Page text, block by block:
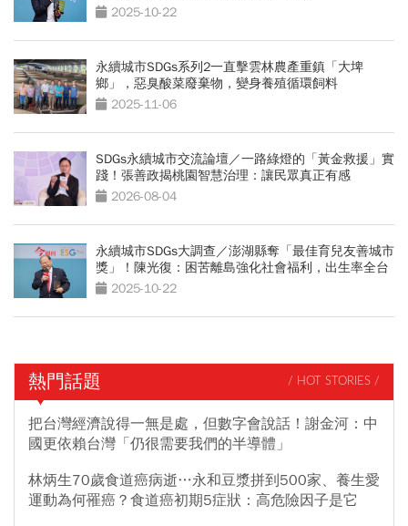
2025-10-22
永續城市SDGs系列2一直擊雲林農產重鎮「大埤
鄉」，惡臭酸菜廢棄物，變身養殖循環飼料
2025-11-06
SDGs永續城市交流論壇／一路綠燈的「黃金救援」實
踐！張善政揭桃園智慧治理：讓民眾真正有感
2026-08-04
永續城市SDGs大調查／澎湖縣奪「最佳育兒友善城市
獎」！陳光復：困苦離島強化社會福利，出生率全台
第三2025-10-22
熱門話題 / HOT STORIES /
把台灣經濟說得一無是處，但數字會說話！謝金河：中
國更依賴台灣「仍很需要我們的半導體」
林炳生70歲食道癌病逝…永和豆漿拼到500家、養生愛
運動為何罹癌？食道癌初期5症狀：高危險因子是它